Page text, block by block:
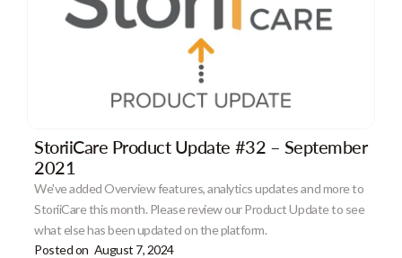
StoriiCare Product Update #32 – September
2021
We've added Overview features, analytics updates and more to
StoriiCare this month. Please review our Product Update to see
what else has been updated on the platform.
Posted on August 7, 2024